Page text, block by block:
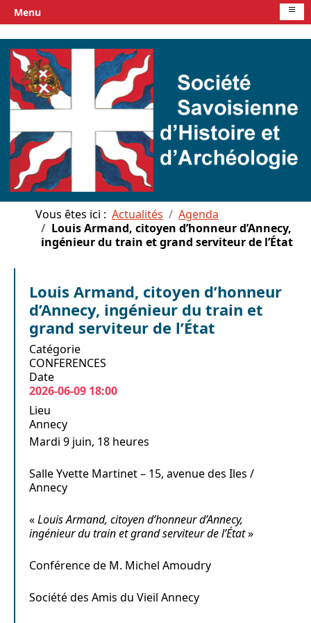
Vous êtes ici : Actualités
Agenda
Louis Armand, citoyen d’honneur d’Annecy,
ingénieur du train et grand serviteur de l’État
Louis Armand, citoyen d’honneur
d’Annecy, ingénieur du train et
grand serviteur de l’État
Catégorie
CONFERENCES
Date
2026-06-09 18:00
Lieu
Annecy
Mardi 9 juin, 18 heures
Salle Yvette Martinet – 15, avenue des Iles /
Annecy
«Louis Armand, citoyen d’honneur d’Annecy,
ingénieur du train et grand serviteur de l’État»
Conférence de M. Michel Amoudry
Société des Amis du Vieil Annecy
Menu ≡